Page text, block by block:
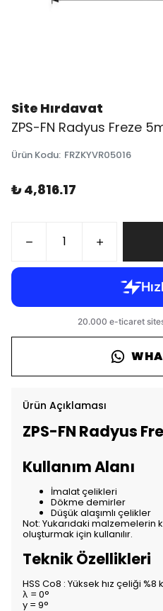
Site Hırdavat
ZPS-FN Radyus Freze
Ürün Kodu: FRZKYVR05016
₺ 4,816.17
Ürün Açıklaması
ZPS-FN Radyus
Kullanım Alanı
İmalat çelikleri
Dökme demirler
Düşük alaşımlı çelikler
Not: Yukarıdaki malzemelerin
oluşturmak için kullanılır.
Teknik Özellikleri
HSS Co8 : Yüksek hız çeliği %8
λ = 0°
y = 9°